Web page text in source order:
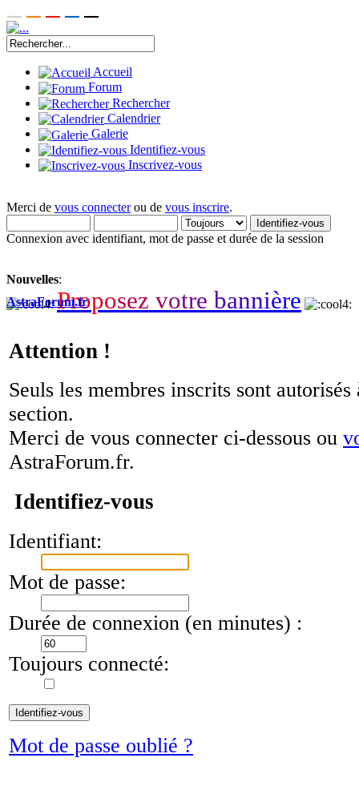
Accueil
Forum
Rechercher
Calendrier
Galerie
Identifiez-vous
Inscrivez-vous
Merci de vous connecterou de vous inscrire.
Connexion avec identifiant, mot de passe et durée de la session
Nouvelles:
Proposez votre bannière
AstraForum.fr
Attention !
Seuls les membres inscrits sont autorisés
section.
Merci de vous connecter ci-dessous ou
AstraForum.fr.
Identifiez-vous
Identifiant:
Mot de passe:
Durée de connexion (en minutes) :
Toujours connecté:
Mot de passe oublié ?